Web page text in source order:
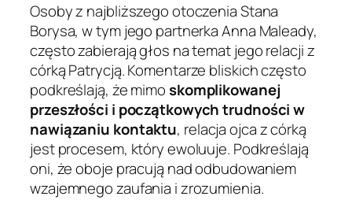
Osoby z najbliższego otoczenia Stana
Borysa, w tym jego partnerka Anna Maleady,
często zabierają głos na temat jego relacji z
córką Patrycją. Komentarze bliskich często
podkreślają, że mimoskomplikowanej
przeszłości i początkowych trudności w
nawiązaniu kontaktu, relacja ojca z córką
jest procesem, który ewoluuje. Podkreślają
oni, że oboje pracują nad odbudowaniem
wzajemnego zaufania i zrozumienia.